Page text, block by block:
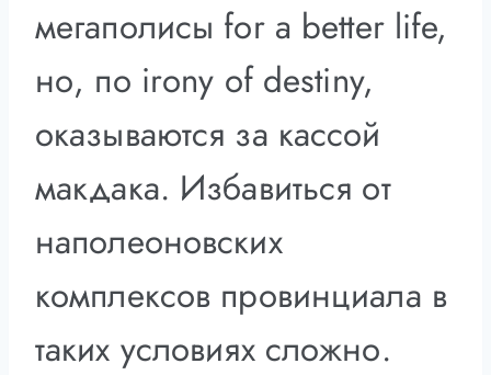
мегаполисы for a better life,
но, по irony of destiny,
оказываются за кассой
макдака. Избавиться от
наполеоновских
комплексов провинциала в
таких условиях сложно.